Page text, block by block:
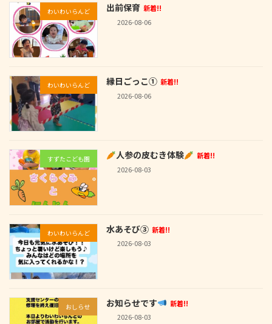
わいわいらんど 出前保育 新着!!
2026-08-06
わいわいらんど 縁日ごっこ① 新着!!
2026-08-06
すずたこども園 人参の皮むき体験
新着!!
2026-08-03
わいわいらんど 水あそび③ 新着!!
2026-08-03
おしらせ お知らせです
新着!!
2026-08-03